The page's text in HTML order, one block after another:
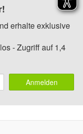
erhalte exklusive
- Zugriff auf 1,4
Anmelden